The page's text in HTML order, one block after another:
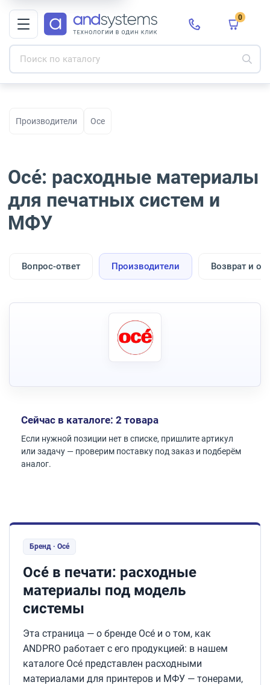
0
Производители Oce
Océ: расходные материалы
для печатных систем и
МФУ
Вопрос-ответ Производители Возврат и
Сейчас в каталоге: 2 товара
Если нужной позиции нет в списке, пришлите артикул
или задачу — проверим поставку под заказ и подберём
аналог.
Бренд · Océ
Océ в печати: расходные
материалы под модель
системы
Эта страница — о бренде Océ и о том, как
ANDPRO работает с его продукцией: в нашем
каталоге Océ представлен расходными
материалами для принтеров и МФУ — тонерами,